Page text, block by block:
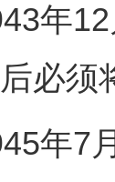
12
必
7月